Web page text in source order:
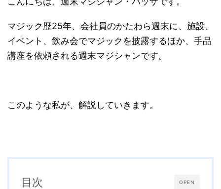
マジック歴25年、会社員のかたわら週末に、施設、
イベント、飲み会でマジックを披露するほか、手品
講座を依頼される週末マジシャンです。
このような私が、解説していきます。
OPEN
目次